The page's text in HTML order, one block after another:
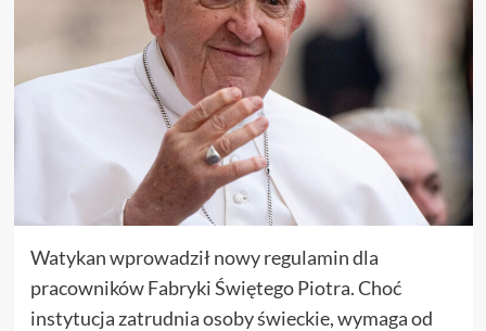
Watykan wprowadził nowy regulamin dla
pracowników Fabryki Świętego Piotra. Choć
instytucja zatrudnia osoby świeckie, wymaga od